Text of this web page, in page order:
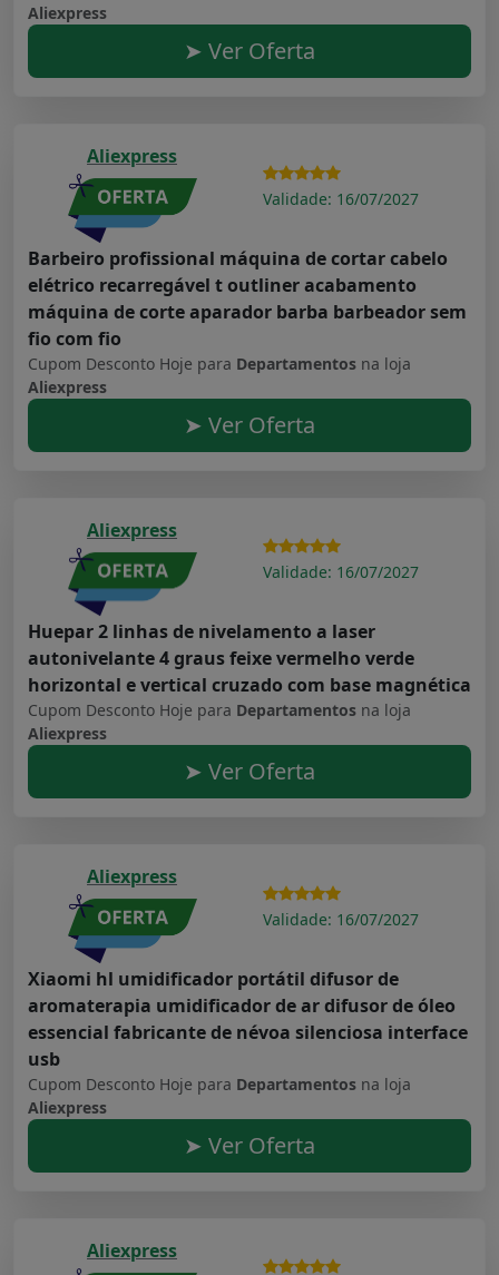
Aliexpress
➤ Ver Oferta
Aliexpress
Validade: 16/07/2027
Barbeiro profissional máquina de cortar cabelo
elétrico recarregável t outliner acabamento
máquina de corte aparador barba barbeador sem
fio com fio
Cupom Desconto Hoje para Departamentos na loja
Aliexpress
➤ Ver Oferta
Aliexpress
Validade: 16/07/2027
Huepar 2 linhas de nivelamento a laser
autonivelante 4 graus feixe vermelho verde
horizontal e vertical cruzado com base magnética
Cupom Desconto Hoje para Departamentos na loja
Aliexpress
➤ Ver Oferta
Aliexpress
Validade: 16/07/2027
Xiaomi hl umidificador portátil difusor de
aromaterapia umidificador de ar difusor de óleo
essencial fabricante de névoa silenciosa interface
usb
Cupom Desconto Hoje para Departamentos na loja
Aliexpress
➤ Ver Oferta
Aliexpress